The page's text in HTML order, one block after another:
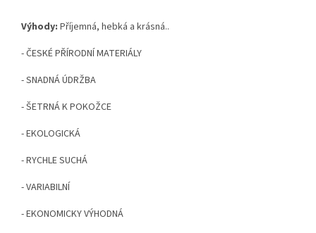
Výhody: Příjemná, hebká a krásná..
- ČESKÉ PŘÍRODNÍ MATERIÁLY
- SNADNÁ ÚDRŽBA
- ŠETRNÁ K POKOŽCE
- EKOLOGICKÁ
- RYCHLE SUCHÁ
- VARIABILNÍ
- EKONOMICKY VÝHODNÁ